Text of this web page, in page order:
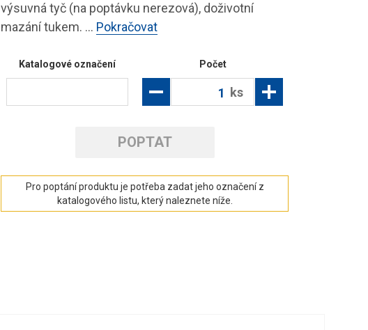
výsuvná tyč (na poptávku nerezová), doživotní
mazání tukem. ... Pokračovat
Katalogové označení Počet
ks
POPTAT
Pro poptání produktu je potřeba zadat jeho označení z
katalogového listu, který naleznete níže.